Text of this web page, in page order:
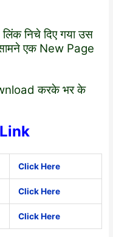
निचे दिए गया उस
एक New Page
करके भर के
Click Here
Click Here
Click Here